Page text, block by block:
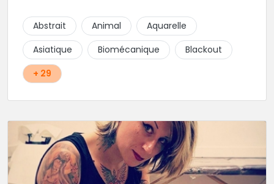
religieux ou du chicanos. Romain son frère sera vous
combler par sa finesse pour des pièces comme le
mandala, l'ornemental ou la calligraphie pour le
bonheur des futurs tatoués. Il y a aussi Léa, Maureen,
Fat, Tom, Sento, Lily, des artistes hors normes. Il n'y a
qu'à regarder les pièces sélectionnées ici pour
Abstrait Animal
Aquarelle
Asiatique
Biomécanique
Blackout
+ 29